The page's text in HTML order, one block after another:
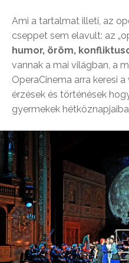
Ami a tartalmat illeti, az
cseppet sem elavult: az
humor, öröm,
vannak a mai világban, a
OperaCinema arra keresi
érzések és történések
gyermekek